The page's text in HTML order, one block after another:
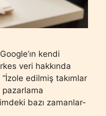
kendi
veri hakkında
edilmiş takımlar
pazarlama
bazı zamanlar-